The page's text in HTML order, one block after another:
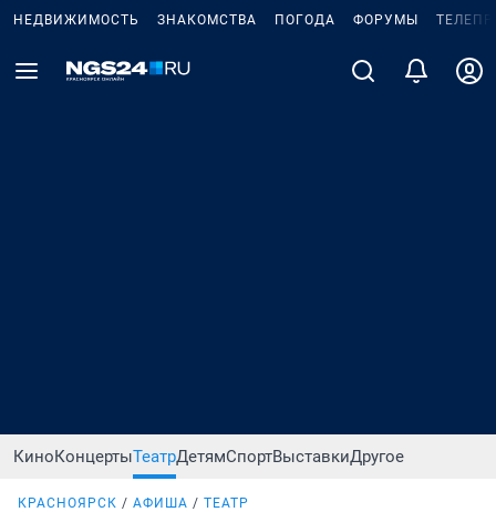
НЕДВИЖИМОСТЬ ЗНАКОМСТВА ПОГОДА ФОРУМЫ
КиноКонцертыТеатрДетямСпортВыставкиДругое
КРАСНОЯРСК АФИША ТЕАТР